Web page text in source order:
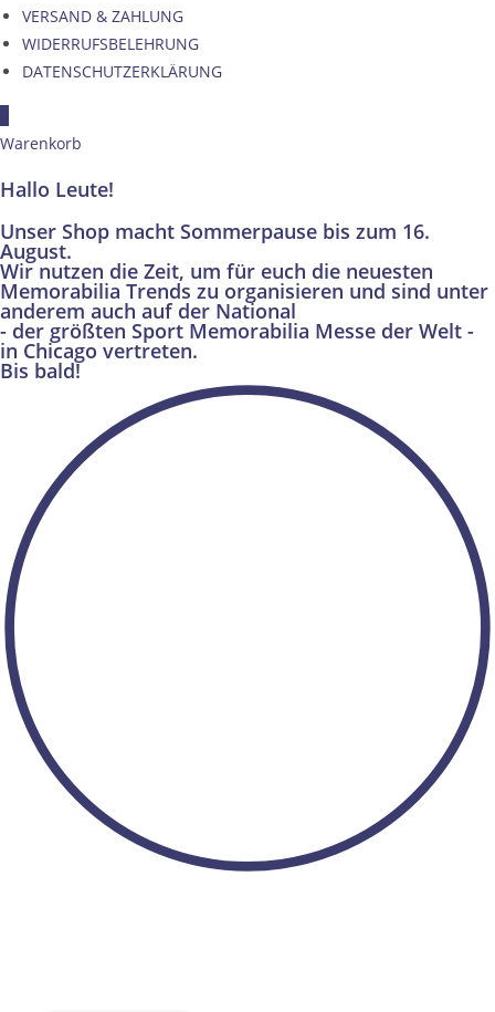
VERSAND & ZAHLUNG
WIDERRUFSBELEHRUNG
DATENSCHUTZERKLÄRUNG
Warenkorb
Hallo Leute!
Unser Shop macht Sommerpause bis zum 16.
August.
Wir nutzen die Zeit, um für euch die neuesten
Memorabilia Trends zu organisieren und sind unter
anderem auch auf der National
- der größten Sport Memorabilia Messe der Welt -
in Chicago vertreten.
Bis bald!